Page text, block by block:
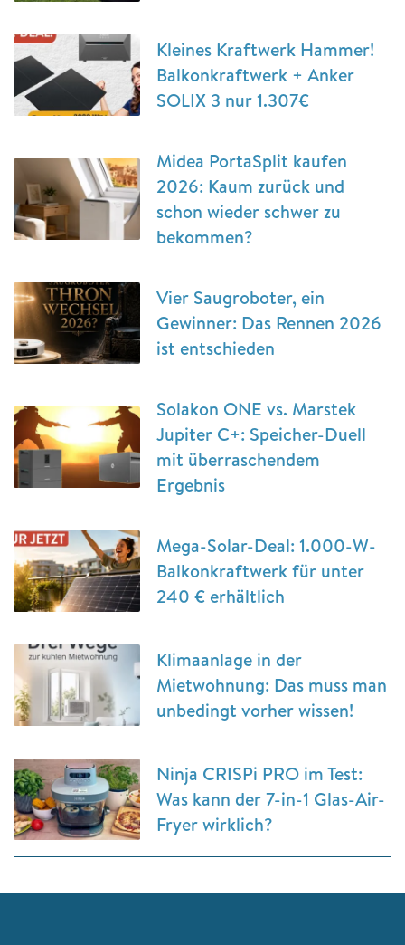
Kleines Kraftwerk Hammer!
Balkonkraftwerk + Anker
SOLIX 3 nur 1.307€
Midea PortaSplit kaufen
2026: Kaum zurück und
schon wieder schwer zu
bekommen?
Vier Saugroboter, ein
Gewinner: Das Rennen 2026
ist entschieden
Solakon ONE vs. Marstek
Jupiter C+: Speicher-Duell
mit überraschendem
Ergebnis
Mega-Solar-Deal: 1.000-W-
Balkonkraftwerk für unter
240 € erhältlich
Klimaanlage in der
Mietwohnung: Das muss man
unbedingt vorher wissen!
Ninja CRISPi PRO im Test:
Was kann der 7-in-1 Glas-Air-
Fryer wirklich?